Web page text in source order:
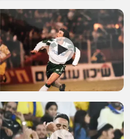
VOD
רץ ברשת
גביע המדינה
נבחרת ישראל
מכבי חיפה
בית"ר ירושלים
ליגה גרמנית
ליגה ספרדית
ליגה איטלקית
ליגה צרפתית
ליגה לאומית
כדורסל נשים
מכבי תל אביב
הפועל חולון
NBA
יורוליג
יורוקאפ
ענפים נוספים
טניס
כדוריד
כדורעף